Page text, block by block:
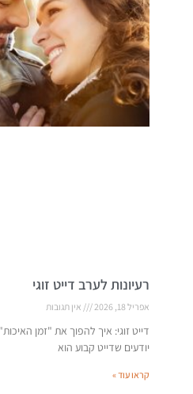
רעיונות לערב דייט זוגי
אפריל 18, 2026 אין תגובות
דייט זוגי: איך להפוך את "זמן
יודעים שדייט קבוע הוא
קראו עוד »